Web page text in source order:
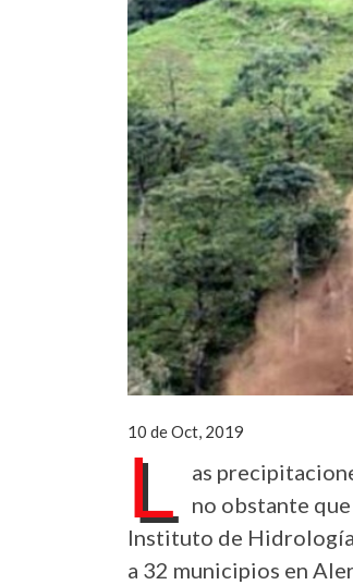
10 de Oct, 2019
L
as
no obstante
Instituto de
a 32 municipios en